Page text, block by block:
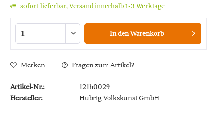
sofort lieferbar, Versand innerhalb 1-3 Werktage
In denWarenkorb
Merken Fragen zum Artikel?
Artikel-Nr.:
121h0029
Hersteller:
Hubrig Volkskunst GmbH